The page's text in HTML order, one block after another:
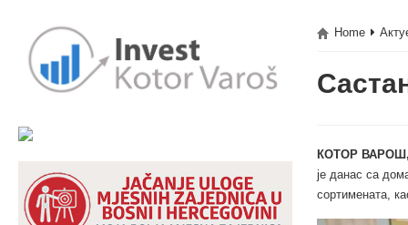
Home
КОТОР
је данас са
сортимената,